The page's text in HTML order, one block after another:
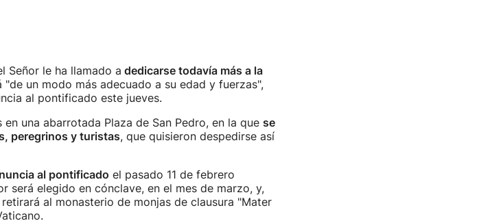
Señor le ha llamado a dedicarse todavía más a la
"de un modo más adecuado a su edad y fuerzas",
al pontificado este jueves.
una abarrotada Plaza de San Pedro, en la que se
peregrinos y turistas, que quisieron despedirse así
al pontificado el pasado 11 de febrero
será elegido en cónclave, en el mes de marzo, y,
al monasterio de monjas de clausura "Mater